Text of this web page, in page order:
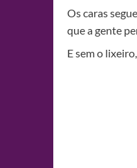
Os caras
que a gente
E sem o